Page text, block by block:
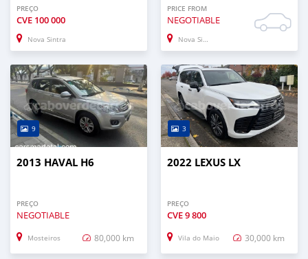
PREÇO
CVE 100 000
Nova Sintra
PRICE FROM
NEGOTIABLE
Nova Sintra
9
2013 HAVAL H6
PREÇO
NEGOTIABLE
Mosteiros 80,000 km
3
2022 LEXUS LX
PREÇO
CVE9 800
Vila do Maio 30,000 km